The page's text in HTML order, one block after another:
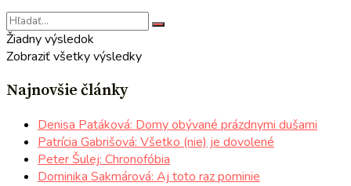
Žiadny výsledok
Zobraziť všetky výsledky
Najnovšie články
Denisa Patáková: Domy obývané prázdnymi dušami
Patrícia Gabrišová: Všetko (nie) je dovolené
Peter Šulej: Chronofóbia
Dominika Sakmárová: Aj toto raz pominie